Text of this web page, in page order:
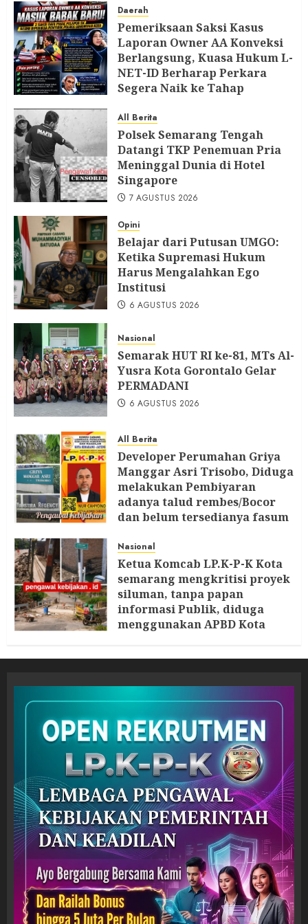
Daerah
Pemeriksaan Saksi Kasus
Laporan Owner AA Konveksi
Berlangsung, Kuasa Hukum L-
NET-ID Berharap Perkara
Segera Naik ke Tahap
7 AGUSTUS 2026
All Berita
Polsek Semarang Tengah
Datangi TKP Penemuan Pria
Meninggal Dunia di Hotel
Singapore
7 AGUSTUS 2026
Opini
Belajar dari Putusan UMGO:
Ketika Supremasi Hukum
Harus Mengalahkan Ego
Institusi
6 AGUSTUS 2026
Nasional
Semarak HUT RI ke-81, MTs Al-
Yusra Kota Gorontalo Gelar
PERMADANI
6 AGUSTUS 2026
All Berita
Developer Perumahan Griya
Manggar Asri Trisobo, Diduga
melakukan Pembiyaran
adanya talud rembes/Bocor
dan belum tersedianya fasum
segera Bersurat
6 AGUSTUS 2026
Nasional
Ketua Komcab LP.K-P-K Kota
semarang mengkritisi proyek
siluman, tanpa papan
informasi Publik, diduga
menggunakan APBD Kota
5 AGUSTUS 2026